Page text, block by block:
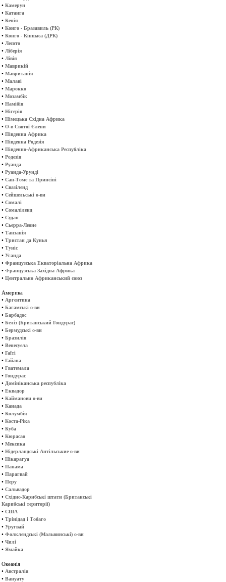
• Камерун
• Катанга
• Кенія
• Конго - Бразавиль (РК)
• Конго - Кіншаса (ДРК)
• Лесото
• Ліберія
• Лівія
• Маврикій
• Мавританія
• Малаві
• Марокко
• Мозамбік
• Намібія
• Нігерія
• Німецька Східна Африка
• О-в Святої Єлени
• Південна Африка
• Південна Родезія
• Південно-Африканська Республіка
• Родезія
• Руанда
• Руанда-Урунді
• Сан-Томе та Принсіпі
• Свазіленд
• Сейшельські о-ви
• Сомалі
• Сомаліленд
• Судан
• Сьерра-Леоне
• Танзанія
• Тристан да Кунья
• Туніс
• Уганда
• Французська Екваторіальна Африка
• Французська Західна Африка
• Центрально Африканський союз
Америка
• Аргентина
• Багамські о-ви
• Барбадос
• Беліз (Британський Гондурас)
• Бермудські о-ви
• Бразилія
• Венесуела
• Гаїті
• Гайана
• Гватемала
• Гондурас
• Домініканська республіка
• Еквадор
• Кайманови о-ви
• Канада
• Колумбія
• Коста-Ріка
• Куба
• Кюрасао
• Мексика
• Нідерландські Антільськие о-ви
• Нікарагуа
• Панама
• Парагвай
• Перу
• Сальвадор
• Східно-Карибські штати (Британські
Карибські території)
• США
• Трінідад і Тобаго
• Уругвай
• Фолклендські (Мальвинські) о-ви
• Чилі
• Ямайка
Океанія
• Австралія
• Вануату